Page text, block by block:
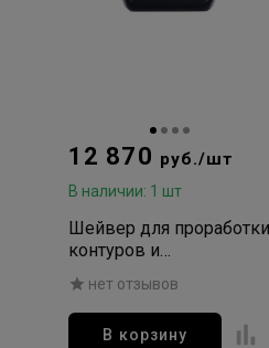
12 870 руб./шт
В наличии: 1 шт
Шейвер для проработки
контуров и
бороды\бритья DEWAL
PRO LEGACY
нет отзывов
В корзину